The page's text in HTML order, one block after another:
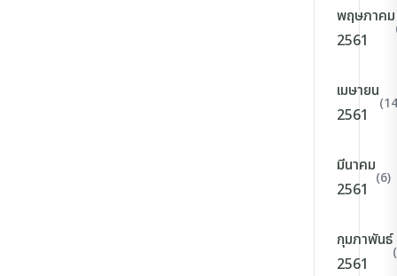
พฤษภาคม
2561
เมษายน
2561
มีนาคม
2561
(6)
กุมภาพันธ์
2561